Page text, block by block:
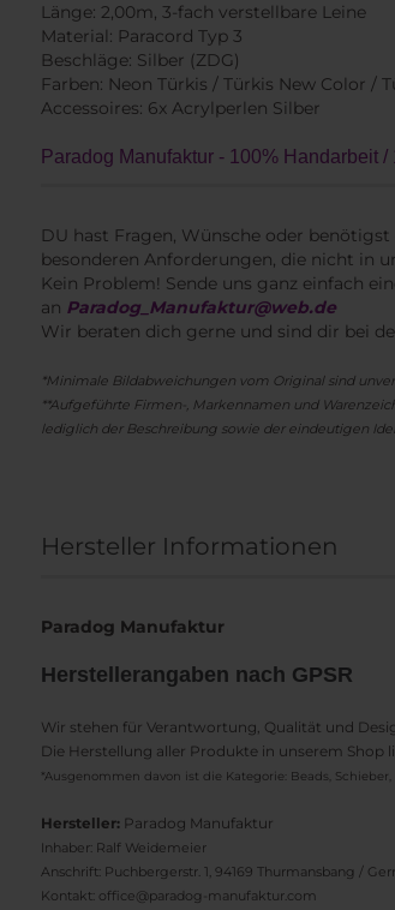
Länge: 2,00m, 3-fach verstellbare Leine
Material: Paracord Typ 3
Beschläge: Silber (ZDG)
Farben: Neon Türkis / Türkis New Color /
Accessoires: 6x Acrylperlen Silber
Paradog Manufaktur - 100% Handarbeit /
DU hast Fragen, Wünsche oder benötigst
besonderen Anforderungen, die nicht in
Kein Problem! Sende uns ganz einfach
an Paradog_Manufaktur@web.de
Wir beraten dich gerne und sind dir bei
*Minimale Bildabweichungen vom Original sind
**Aufgeführte Firmen-, Markennamen und
lediglich der Beschreibung sowie der eindeutigen
Hersteller Informationen
Paradog Manufaktur
Herstellerangaben nach GPSR
Wir stehen für Verantwortung, Qualität und
Die Herstellung aller Produkte in unserem Shop
*Ausgenommen davon ist die Kategorie: Beads,
Hersteller: Paradog Manufaktur
Inhaber: Ralf Weidemeier
Anschrift: Puchbergerstr. 1, 94169 Thurmansbang /
Kontakt: office@paradog-manufaktur.com